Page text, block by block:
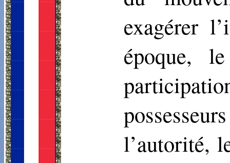
exagérer
époque,
l’autorité,